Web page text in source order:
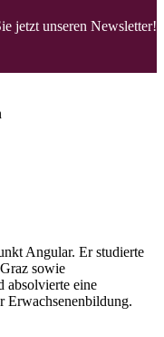
jetzt unseren Newsletter!
Angular. Er studierte
sowie
absolvierte eine
Erwachsenenbildung.